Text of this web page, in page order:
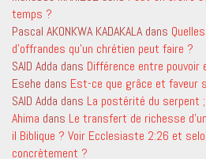
temps ?
Pascal AKONKWA KADAKALA dans
d’offrandes qu’un chrétien peut faire ?
SAID Adda dans Différence entre
Esehe dans Est-ce que grâce et faveur
SAID Adda dans La postérité du serpent
Ahima dans Le transfert de richesse
il Biblique ? Voir Ecclesiaste 2:26 et
concrètement ?